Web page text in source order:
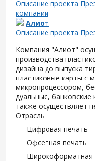
Описание проекта
компании
Алиот
Описание проекта
Компания "Алиот"
производства
дизайна до выпуска
пластиковые карты с
микропроцессором,
дуальные, банковские
также осуществляет
Отрасль
Цифровая печать
Офсетная печать
Широкоформатная